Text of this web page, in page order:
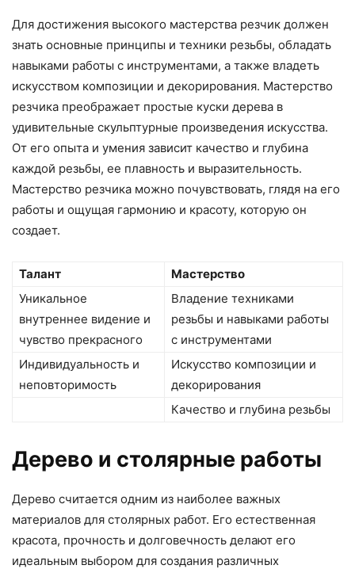
Для достижения высокого мастерства резчик должен
знать основные принципы и техники резьбы, обладать
навыками работы с инструментами, а также владеть
искусством композиции и декорирования. Мастерство
резчика преображает простые куски дерева в
удивительные скульптурные произведения искусства.
От его опыта и умения зависит качество и глубина
каждой резьбы, ее плавность и выразительность.
Мастерство резчика можно почувствовать, глядя на его
работы и ощущая гармонию и красоту, которую он
создает.
Талант
Мастерство
Уникальное
внутреннее видение и
чувство прекрасного
Владение техниками
резьбы и навыками работы
с инструментами
Индивидуальность и
неповторимость
Искусство композиции и
декорирования
Качество и глубина резьбы
Дерево и столярные работы
Дерево считается одним из наиболее важных
материалов для столярных работ. Его естественная
красота, прочность и долговечность делают его
идеальным выбором для создания различных